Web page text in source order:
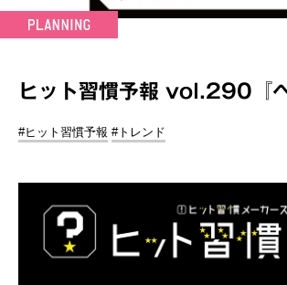
ヒット習慣予報 vol.290『ヘ
#ヒット習慣予報 #トレンド